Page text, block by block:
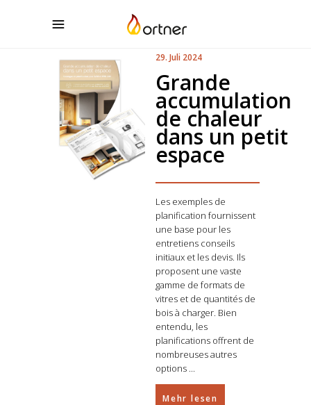
29. Juli 2024
Grande
accumulation
de chaleur
dans un petit
espace
Les exemples de
planification fournissent
une base pour les
entretiens conseils
initiaux et les devis. Ils
proposent une vaste
gamme de formats de
vitres et de quantités de
bois à charger. Bien
entendu, les
planifications offrent de
nombreuses autres
options
Mehr lesen